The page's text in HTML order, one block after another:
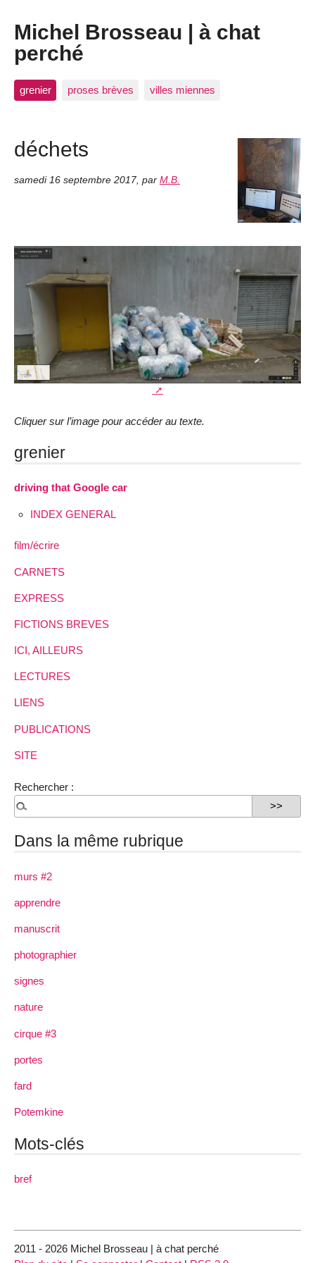
Michel Brosseau | à chat
perché
grenier proses brèves villes miennes
déchets
samedi 16 septembre 2017, par M.B.
Cliquer sur l’image pour accéder au texte.
grenier
driving that Google car
INDEX GENERAL
film/écrire
CARNETS
EXPRESS
FICTIONS BREVES
ICI, AILLEURS
LECTURES
LIENS
PUBLICATIONS
SITE
Rechercher :
Dans la même rubrique
murs #2
apprendre
manuscrit
photographier
signes
nature
cirque #3
portes
fard
Potemkine
Mots-clés
bref
2011 - 2026 Michel Brosseau | à chat perché